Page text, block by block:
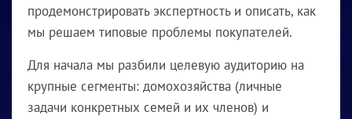
продемонстрировать экспертность и описать, как
мы решаем типовые проблемы покупателей.
Для начала мы разбили целевую аудиторию на
крупные сегменты: домохозяйства (личные
задачи конкретных семей и их членов) и